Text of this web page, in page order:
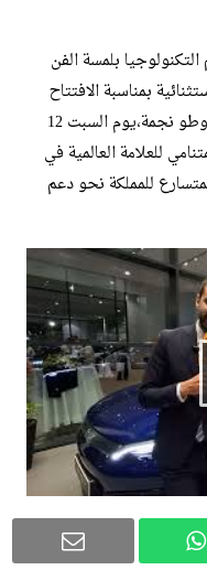
بلمسة الفن
بمناسبة الافتتاح
الرسمي لصالة عرض “بي واي ديBYD ” أوطو نجمة،يوم السبت 12
للعلامة العالمية في
للمملكة نحو دعم